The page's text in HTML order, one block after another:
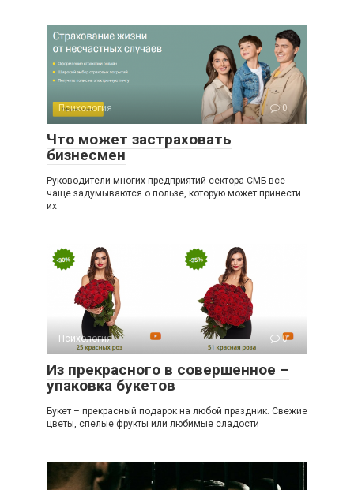
Психология 0
Что может застраховать
бизнесмен
Руководители многих предприятий сектора СМБ все
чаще задумываются о пользе, которую может принести
их
Психология 0
Из прекрасного в совершенное –
упаковка букетов
Букет – прекрасный подарок на любой праздник. Свежие
цветы, спелые фрукты или любимые сладости